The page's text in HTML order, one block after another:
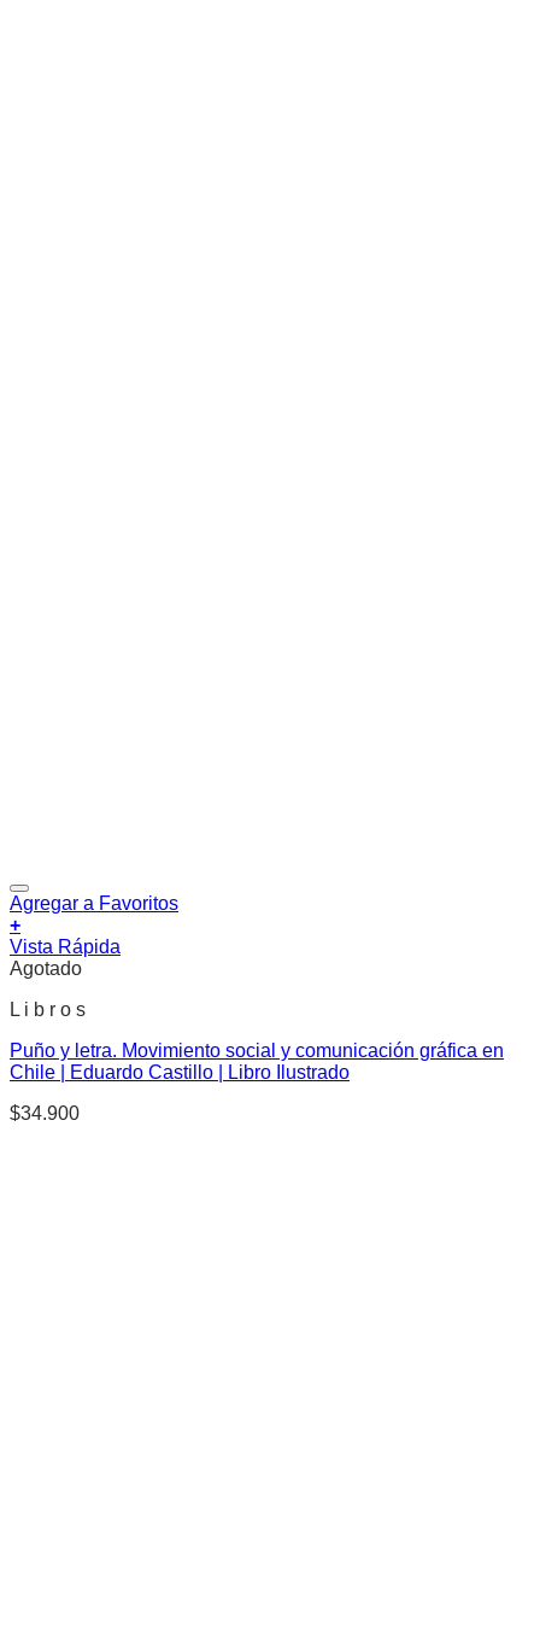
Agregar a Favoritos
+
Vista Rápida
Agotado
L i b r o s
Puño y letra. Movimiento social y comunicación gráfica en
Chile | Eduardo Castillo | Libro Ilustrado
$34.900